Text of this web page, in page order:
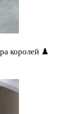
королей ♟️